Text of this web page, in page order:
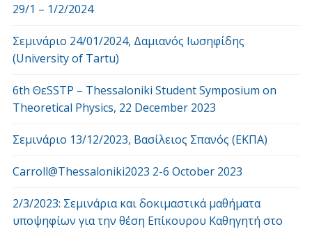
29/1 – 1/2/2024
Σεμινάριο 24/01/2024, Δαμιανός Ιωσηφίδης
(University of Tartu)
6th ΘεSSTP – Thessaloniki Student Symposium on
Theoretical Physics, 22 December 2023
Σεμινάριο 13/12/2023, Βασίλειος Σπανός (ΕΚΠΑ)
Carroll@Thessaloniki2023 2-6 October 2023
2/3/2023: Σεμινάρια και δοκιμαστικά μαθήματα
υποψηφίων για την θέση Επίκουρου Καθηγητή στο